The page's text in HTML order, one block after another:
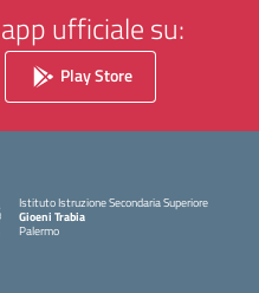
ufficiale su:
Play Store
Istituto Istruzione Secondaria Superiore
Gioeni Trabia
Palermo